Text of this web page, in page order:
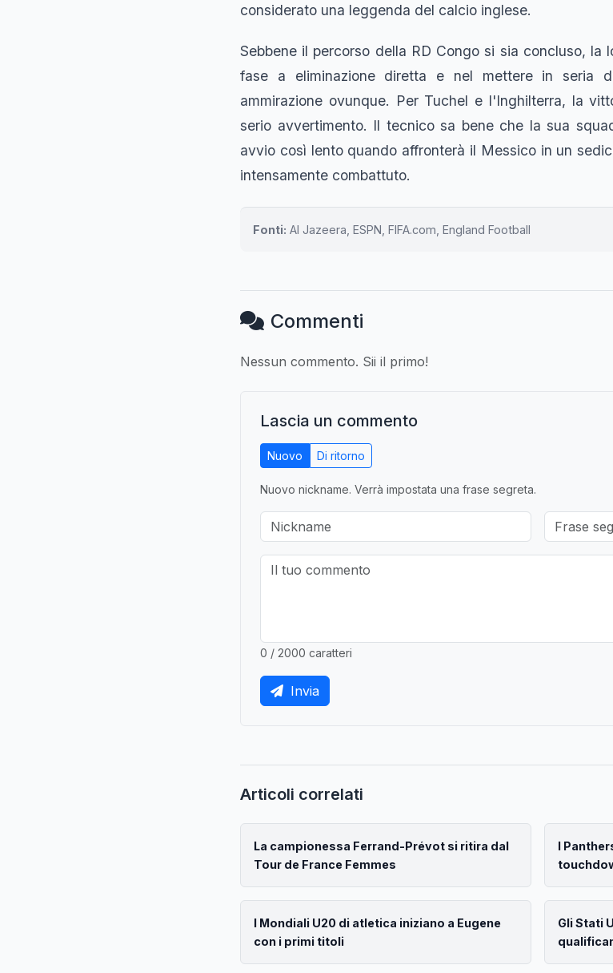
considerato una leggenda del calcio inglese.
Sebbene il percorso della RD Congo si sia concluso, la
fase a eliminazione diretta e nel mettere in seria
ammirazione ovunque. Per Tuchel e l'Inghilterra, la
serio avvertimento. Il tecnico sa bene che la sua
avvio così lento quando affronterà il Messico in un
intensamente combattuto.
Fonti: Al Jazeera, ESPN, FIFA.com, England Football
Commenti
Nessun commento. Sii il primo!
Lascia un commento
Nuovo Di ritorno
Nuovo nickname. Verrà impostata una frase segreta.
0 / 2000 caratteri
Invia
Articoli correlati
La campionessa Ferrand-Prévot si ritira dal
Tour de France Femmes
I
I Mondiali U20 di atletica iniziano a Eugene
con i primi titoli
Gli Stati